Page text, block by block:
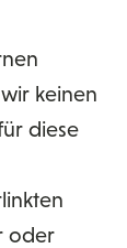
keinen
diese
oder